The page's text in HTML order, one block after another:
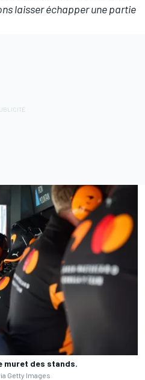
laisser échapper une partie
muret des stands.
Getty Images